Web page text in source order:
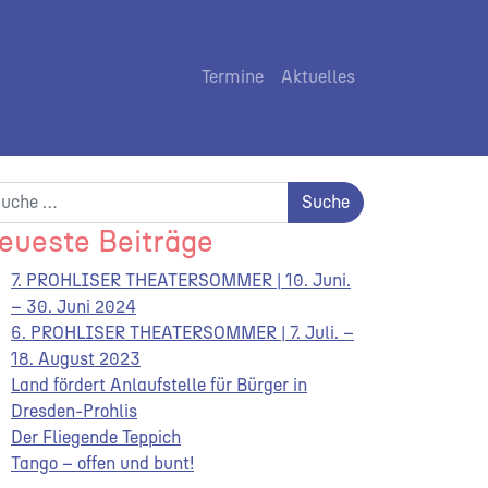
Termine Aktuelles
nach:
Beiträge
7. PROHLISER THEATERSOMMER | 10. Juni.
– 30. Juni 2024
6. PROHLISER THEATERSOMMER | 7. Juli. –
18. August 2023
Land fördert Anlaufstelle für Bürger in
Dresden-Prohlis
Der Fliegende Teppich
Tango – offen und bunt!